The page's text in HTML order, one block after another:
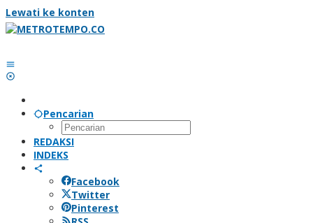
Lewati ke konten
Pencarian
REDAKSI
INDEKS
Facebook
Twitter
Pinterest